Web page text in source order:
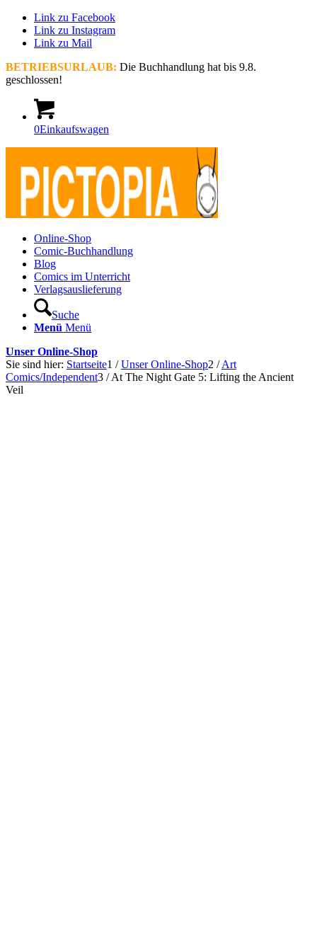
Link zu Facebook
Link zu Instagram
Link zu Mail
BETRIEBSURLAUB: Die Buchhandlung hat bis 9.8.
geschlossen!
0Einkaufswagen
Online-Shop
Comic-Buchhandlung
Blog
Comics im Unterricht
Verlagsauslieferung
Suche
Menü Menü
Unser Online-Shop
Sie sind hier: Startseite1 / Unser Online-Shop2 / Art
Comics/Independent3 / At The Night Gate 5: Lifting the Ancient
Veil